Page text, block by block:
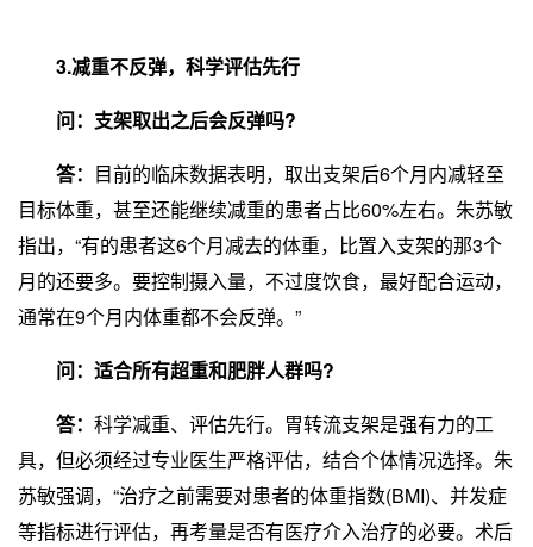
3.减重不反弹，科学评估先行
问：支架取出之后会反弹吗?
答： 目前的临床数据表明，取出支架后6个月内减轻至
目标体重，甚至还能继续减重的患者占比60%左右。朱苏敏
指出，“有的患者这6个月减去的体重，比置入支架的那3个
月的还要多。要控制摄入量，不过度饮食，最好配合运动，
通常在9个月内体重都不会反弹。”
问：适合所有超重和肥胖人群吗?
答： 科学减重、评估先行。胃转流支架是强有力的工
具，但必须经过专业医生严格评估，结合个体情况选择。朱
苏敏强调，“治疗之前需要对患者的体重指数(BMI)、并发症
等指标进行评估，再考量是否有医疗介入治疗的必要。术后